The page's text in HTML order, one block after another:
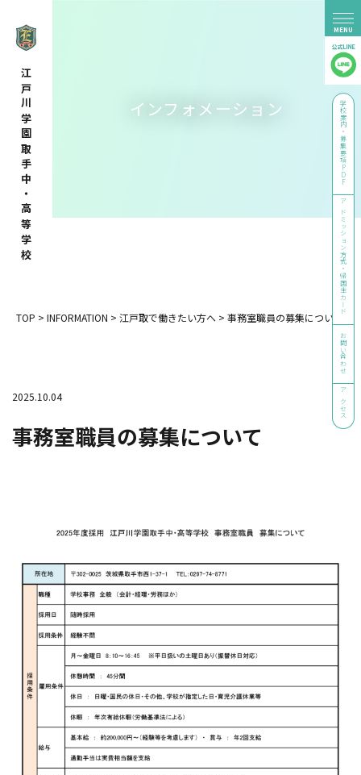
江戸川学園取手中・高等学校 インフォメーション 学校案内・募集要項PDF
アドミッション方式・帰国生カード
お問い合わせ
アクセス
TOP > INFORMATION > 江戸取で働きたい方へ > 事務室職員の募集について
2025.10.04
事務室職員の募集について